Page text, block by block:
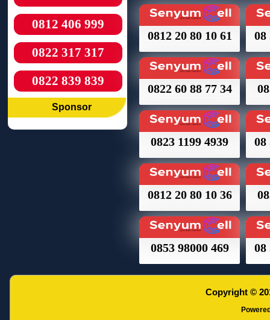
0812 406 999
0822 317 317
0822 839 839
Sponsor
0812 20 80 10 61 08
0822 60 88 77 34
0823 1199 4939 08
0812 20 80 10 36
0853 98000 469 08
Copyright ©